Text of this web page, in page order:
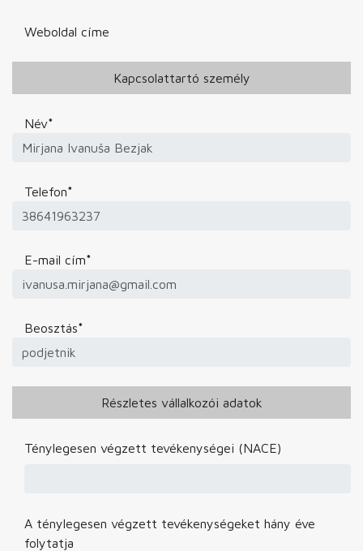
Weboldal címe
Kapcsolattartó személy
Név*
Telefon*
E-mail cím*
Beosztás*
Részletes vállalkozói adatok
Ténylegesen végzett tevékenységei (NACE)
A ténylegesen végzett tevékenységeket hány éve
folytatja